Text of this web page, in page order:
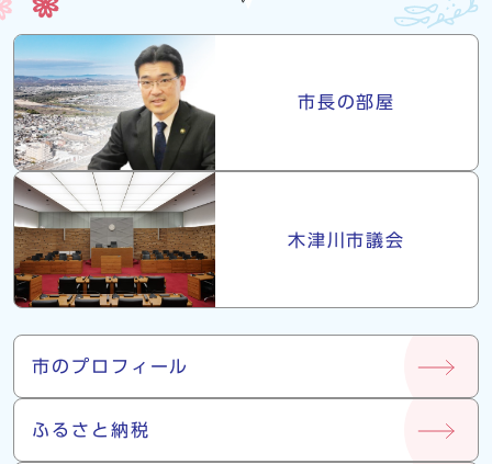
市長・議会
市長の部屋
木津川市議会
市について
市のプロフィール
ふるさと納税